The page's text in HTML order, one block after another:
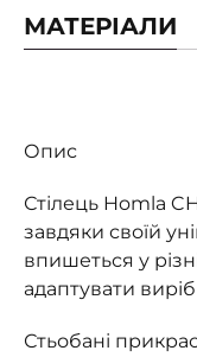
МАТЕРІАЛИ
Опис
Стілець Homla
завдяки своїй
впишеться у
адаптувати
Стьобані